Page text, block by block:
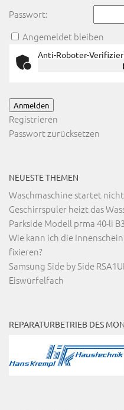
Passwort:
Angemeldet bleiben
Anti-Roboter-
Anmelden
Registrieren
Passwort zurücksetzen
NEUESTE THEMEN
Waschmaschine startet nicht
Geschirrspüler heizt das
Parkside Modell prma 40-li B3
Wie kann ich die
fixieren?
Samsung Side by Side
Eiswürfelfach
REPARATURBETRIEB DES